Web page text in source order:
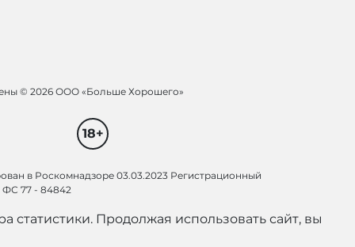
© 2026 ООО «Больше Хорошего»
18+
в Роскомнадзоре 03.03.2023 Регистрационный
77 - 84842
Продолжая использовать сайт, вы